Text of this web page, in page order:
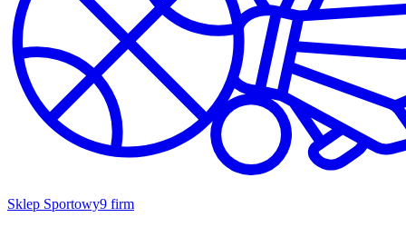
Sklep Sportowy9 firm